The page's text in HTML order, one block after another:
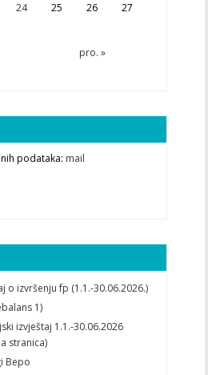
pro. »
24 25 26
27
podataka: mail
o izvršenju fp (1.1.-30.06.2026.)
1)
izvještaj 1.1.-30.06.2026
stranica)
Bepo